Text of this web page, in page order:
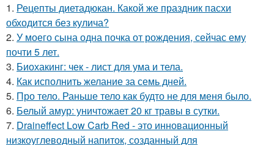
1. Рецепты диетадюкан. Какой же праздник пасхи
обходится без кулича?
2. У моего сына одна почка от рождения, сейчас ему
почти 5 лет.
3. Биохакинг: чек - лист для ума и тела.
4. Как исполнить желание за семь дней.
5. Про тело. Раньше тело как будто не для меня было.
6. Белый амур: уничтожает 20 кг травы в сутки.
7. Draineffect Low Carb Red - это инновационный
низкоуглеводный напиток, созданный для